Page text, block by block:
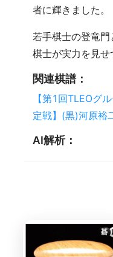
者に輝きました。
若手棋士の登竜
棋士が実力を見せ
関連棋譜：
【第1回TLEOグ
定戦】(黒)河原裕
AI解析：